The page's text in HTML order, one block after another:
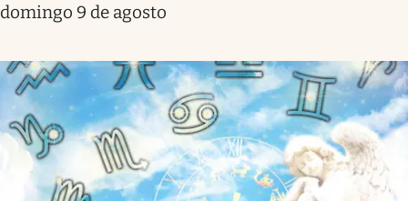
domingo 9 de agosto